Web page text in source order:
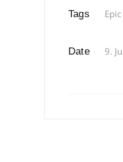
Tags Epic
Date 9.